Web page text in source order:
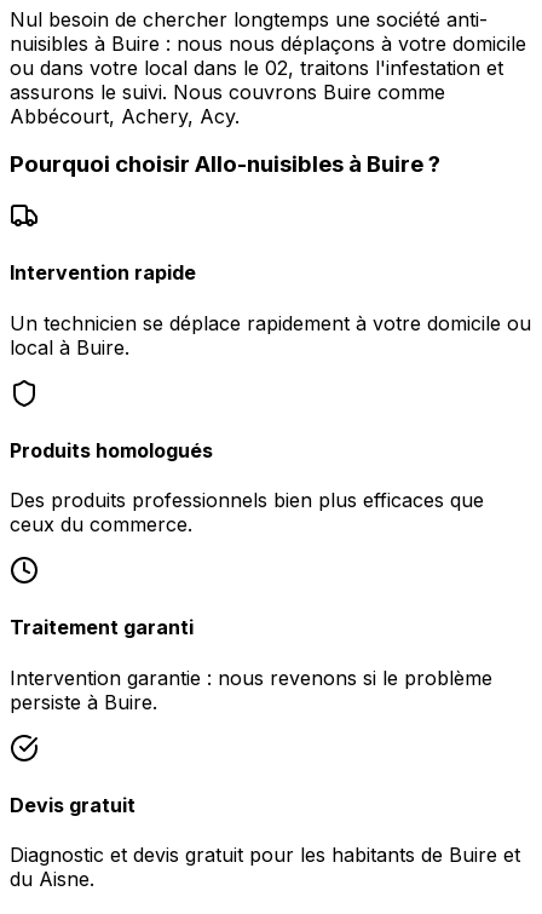
Nul besoin de chercher longtemps une société anti-
nuisibles à Buire : nous nous déplaçons à votre domicile
ou dans votre local dans le 02, traitons l'infestation et
assurons le suivi. Nous couvrons Buire comme
Abbécourt, Achery, Acy.
Pourquoi choisir Allo-nuisibles à Buire?
Intervention rapide
Un technicien se déplace rapidement à votre domicile ou
local à Buire.
Produits homologués
Des produits professionnels bien plus efficaces que
ceux du commerce.
Traitement garanti
Intervention garantie : nous revenons si le problème
persiste à Buire.
Devis gratuit
Diagnostic et devis gratuit pour les habitants de Buire et
du Aisne.